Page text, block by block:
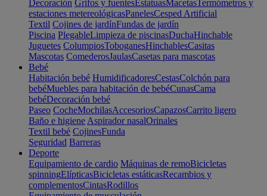
Decoración Grifos y fuentesEstatuasMacetasTermómetros y
estaciones metereológicasPanelesCesped Artificial
Textil Cojines de jardínFundas de jardín
Piscina PlegableLimpieza de piscinasDuchaHinchable
Juguetes ColumpiosToboganesHinchablesCasitas
Mascotas ComederosJaulasCasetas para mascotas
Bebé
Habitación bebé HumidificadoresCestasColchón para
bebéMuebles para habitación de bebéCunasCama
bebéDecoración bebé
Paseo CocheMochilasAccesoriosCapazosCarrito ligero
Baño e higiene Aspirador nasalOrinales
Textil bebé CojinesFunda
Seguridad Barreras
Deporte
Equipamiento de cardio Máquinas de remoBicicletas
spinningElípticasBicicletas estáticasRecambios y
complementosCintasRodillos